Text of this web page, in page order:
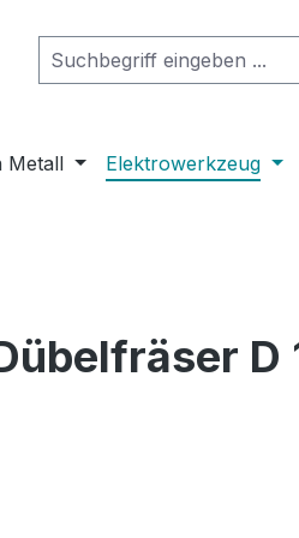
Metall Elektrowerkzeug
D